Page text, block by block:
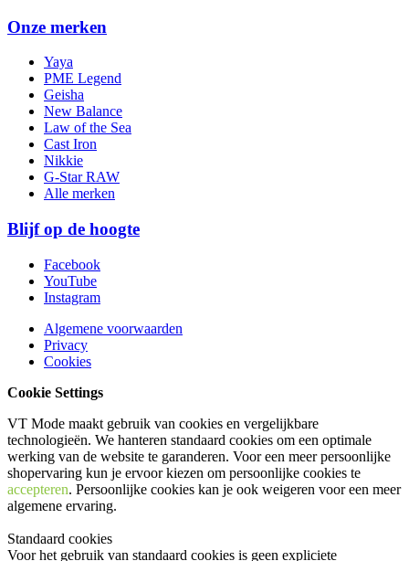
Onze merken
Yaya
PME Legend
Geisha
New Balance
Law of the Sea
Cast Iron
Nikkie
G-Star RAW
Alle merken
Blijf op de hoogte
Facebook
YouTube
Instagram
Algemene voorwaarden
Privacy
Cookies
Cookie Settings
VT Mode maakt gebruik van cookies en vergelijkbare
technologieën. We hanteren standaard cookies om een optimale
werking van de website te garanderen. Voor een meer persoonlijke
shopervaring kun je ervoor kiezen om persoonlijke cookies te
accepteren. Persoonlijke cookies kan je ook weigeren voor een meer
algemene ervaring.
Standaard cookies
Voor het gebruik van standaard cookies is geen expliciete